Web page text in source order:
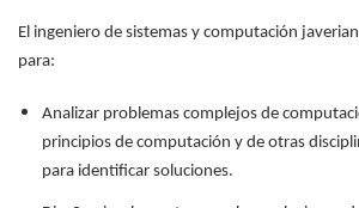
El ingeniero de sistemas y computación
para:
Analizar problemas complejos de
principios de computación y de otras
para identificar soluciones.